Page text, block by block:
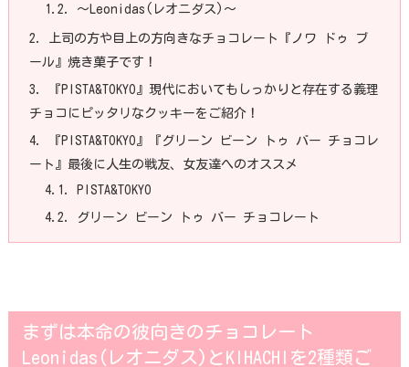
1.2. 〜Leonidas(レオニダス)〜
2.
上司の方や目上の方向きなチョコレート『ノワ ドゥ ブ
ール』焼き菓子です！
3.
『PISTA&TOKYO』現代においてもしっかりと存在する義理
チョコにピッタリなクッキーをご紹介！
4.
『PISTA&TOKYO』『グリーン ビーン トゥ バー チョコレ
ート』最後に人生の戦友、女友達へのオススメ
4.1.
PISTA&TOKYO
4.2. グリーン ビーン トゥ バー チョコレート
まずは本命の彼向きのチョコレート
Leonidas(レオニダス)とKIHACHIを2種類ご